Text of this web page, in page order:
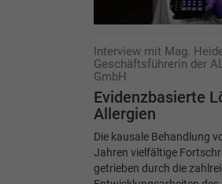
Interview mit Mag.
Geschäftsführerin der
GmbH
Evidenzbasierte
Allergien
Die kausale Behandlung
Jahren vielfältige
getrieben durch die